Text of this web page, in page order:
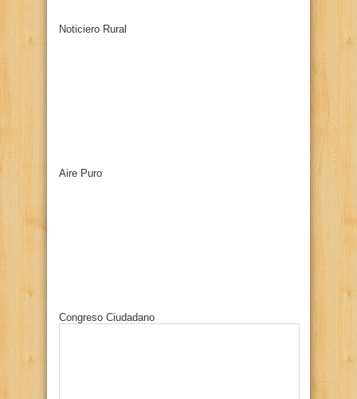
Noticiero Rural
Aire Puro
Congreso Ciudadano